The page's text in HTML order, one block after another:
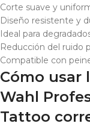
Corte suave y
Diseño resistente y
Ideal para
Reducción del ruido
Compatible con
Cómo usar
Wahl
Tattoo